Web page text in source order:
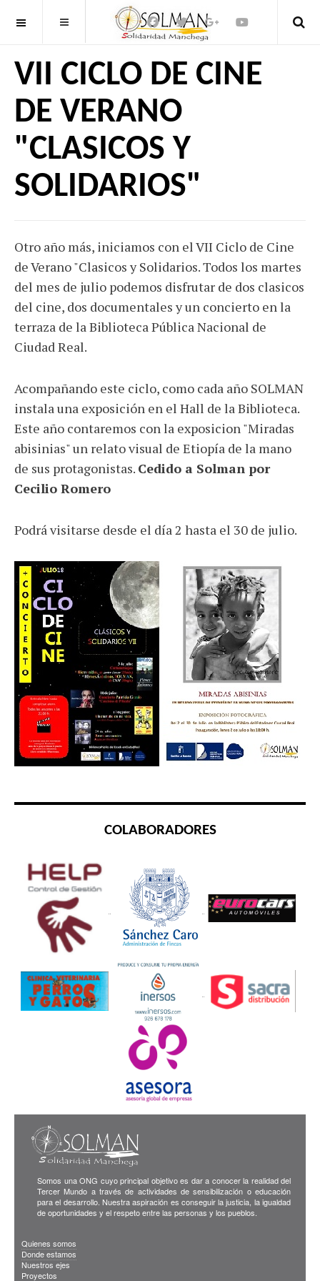
OFF CANVAS
VII CICLO DE CINE
DE VERANO
"CLASICOS Y
SOLIDARIOS"
Otro año más, iniciamos con el VII Ciclo de Cine
de Verano "Clasicos y Solidarios. Todos los martes
del mes de julio podemos disfrutar de dos clasicos
del cine, dos documentales y un concierto en la
terraza de la Biblioteca Pública Nacional de
Ciudad Real.
Acompañando este ciclo, como cada año SOLMAN
instala una exposición en el Hall de la Biblioteca.
Este año contaremos con la exposicion "Miradas
abisinias" un relato visual de Etiopía de la mano
de sus protagonistas. Cedido a Solman por
Cecilio Romero
Podrá visitarse desde el día 2 hasta el 30 de julio.
COLABORADORES
Somos una ONG cuyo principal objetivo es dar a conocer la realidad del
Tercer Mundo a través de actividades de sensibilización o educación
para el desarrollo. Nuestra aspiración es conseguir la justicia, la igualdad
de oportunidades y el respeto entre las personas y los pueblos.
Quienes somos
Donde estamos
Nuestros ejes
Proyectos